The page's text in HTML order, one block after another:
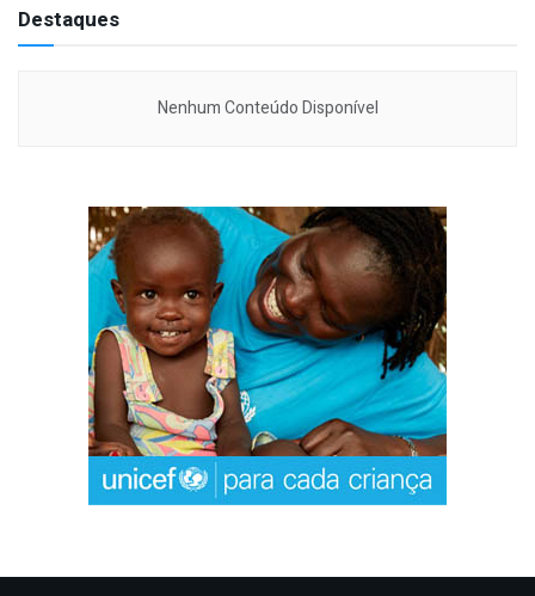
Destaques
Nenhum Conteúdo Disponível